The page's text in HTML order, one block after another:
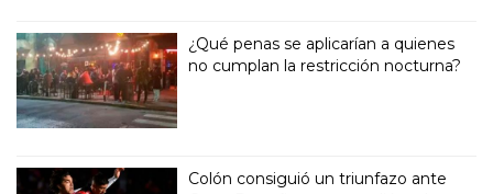
¿Qué penas se aplicarían a quienes
no cumplan la restricción nocturna?
Colón consiguió un triunfazo ante